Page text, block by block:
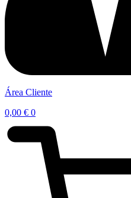
Área Cliente
0,00 € 0